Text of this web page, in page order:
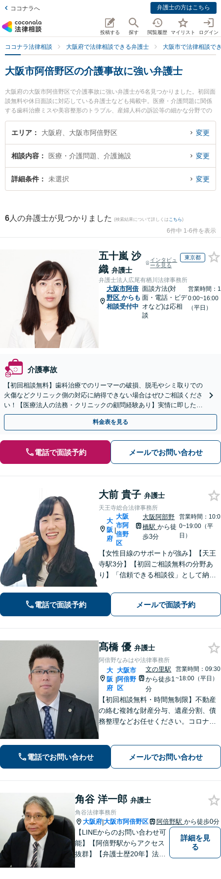
ココナラへ 弁護士の方はこちら
投稿する 探す 閲覧履歴 マイリスト ログイン
ココナラ法律相談 大阪府で法律相談できる弁護士 大阪市で法律相談で
大阪市阿倍野区の介護事故に強い弁護士
大阪府の大阪市阿倍野区で介護事故に強い弁護士が6名見つかりました。初回面
談無料や休日面談に対応している弁護士なども掲載中。医療・介護問題に関係
する歯科治療ミスや美容整形のトラブル、産婦人科の訴訟等の細かな分野での
絞り込み検索もでき便利です。特に天王寺総合法律事務所の大前 貴子弁護士や
阿倍野なみはや法律事務所の髙橋 優弁護士、角谷法律事務所の角谷 洋一郎弁護
したい』『介護事故のトラブル解決の実績豊富な近くの弁護士を検索したい』
『初回相談無料で介護事故を法律相談できる大阪市阿倍野区内の弁護士に相談
予約したい』などでお困りの相談者さんにおすすめです。
エリア 大阪府、大阪市阿倍野区 変更
相談内容 医療・介護問題、介護施設 変更
詳細条件 未選択 変更
6 人の弁護士が見つかりました (検索結果について詳しくは こちら)
6件中 1-6件を表示
五十嵐 沙
織 弁護士
インタビュ
ーを見る
東京都
弁護士法人広尾有栖川法律事務所
大阪市阿倍
野区 からも
相談受付中
面談方法(対
面・電話・ビデ
オなど)は応相
談
営業時間：1
0:00~16:00
（平日）
介護事故
【初回相談無料】歯科治療でのリーマーの破損、脱毛やシミ取りでの
火傷などクリニック側の対応に納得できない場合はぜひご相談くださ
い！【医療法人の法務・クリニックの顧問経験あり】実情に即したア
ドバイスで、納得のできるトラブルの解決を目指します。
料金表を見る
電話で面談予約 メールでお問い合わせ
大前 貴子 弁護士
天王寺総合法律事務所
大
阪
府
|
大阪
市阿
倍野
区
大阪阿部野
橋駅から徒
歩3分
営業時間：10:0
0~19:00（平
日）
【女性目線のサポートが強み】【天王
寺駅3分】【初回ご相談無料の分野あ
り】「信頼できる相談役」として納得
問題】安心して相談できる環境・関係
づくりを心がけます【借金・債務整
理】経済状況に応じて適切な解決策を
ご提案します
電話で面談予約 メールで面談予約
髙橋 優 弁護士
阿倍野なみはや法律事務所
大
阪
府
|
大阪市
阿倍野
区
文の里駅
から徒歩1
分
営業時間：09:30
~18:00（平日）
【初回相談無料・時間無制限】不動産
の絡む複雑な財産分与、遺産分割、債
務整理などお任せください。コロナ禍
添い、皆さまが安心して暮らせるよ
う、全力でお守りします。
電話でお問い合わせ メールでお問い合わせ
角谷 洋一郎 弁護士
角谷法律事務所
大阪府|大阪市阿倍野区 阿倍野駅 から徒歩0分
【LINEからのお問い合わせ可
能】【阿倍野駅からアクセス
抜群】【弁護士歴20年】法テ
詳細を見
る